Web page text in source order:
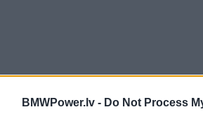
BMWPower.lv - Do Not Process